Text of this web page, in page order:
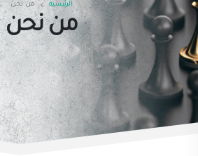
من نحن
الرئيسية من نحن